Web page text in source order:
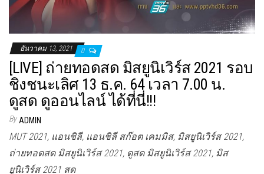
ธันวาคม 13, 2021 0
[LIVE] ถ่ายทอดสด มิสยูนิเวิร์ส 2021 รอบ
ชิงชนะเลิศ 13 ธ.ค. 64 เวลา 7.00 น.
ดูสด ดูออนไลน์ ได้ที่นี่!!!
By ADMIN
MUT 2021, แอนชิลี, แอนชิลี สก๊อต เคมมิส, มิสยูนิเวิร์ส 2021,
ถ่ายทอดสด มิสยูนิเวิร์ส 2021, ดูสด มิสยูนิเวิร์ส 2021, มิส
ยูนิเวิร์ส 2021 สด